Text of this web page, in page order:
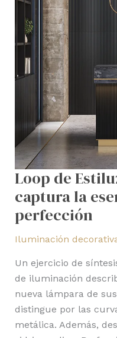
Loop de
captura la
perfección
Iluminación
Un ejercicio de
de iluminación
nueva lámpara de
distingue por las
metálica. Además,
perfección